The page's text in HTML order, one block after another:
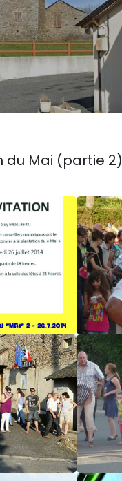
du Mai (partie 2)